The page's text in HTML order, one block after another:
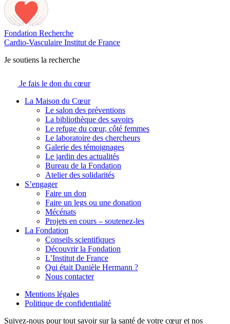
Fondation Recherche
Cardio-Vasculaire Institut de France
Je soutiens la recherche
Je fais le don du cœur
La Maison du Cœur
Le salon des préventions
La bibliothèque des savoirs
Le refuge du cœur, côté femmes
Le laboratoire des chercheurs
Galerie des témoignages
Le jardin des actualités
Bureau de la Fondation
Atelier des solidarités
S’engager
Faire un don
Faire un legs ou une donation
Mécénats
Projets en cours – soutenez-les
La Fondation
Conseils scientifiques
Découvrir la Fondation
L’Institut de France
Qui était Danièle Hermann ?
Nous contacter
Mentions légales
Politique de confidentialité
Suivez-nous pour tout savoir sur la santé de votre cœur et nos